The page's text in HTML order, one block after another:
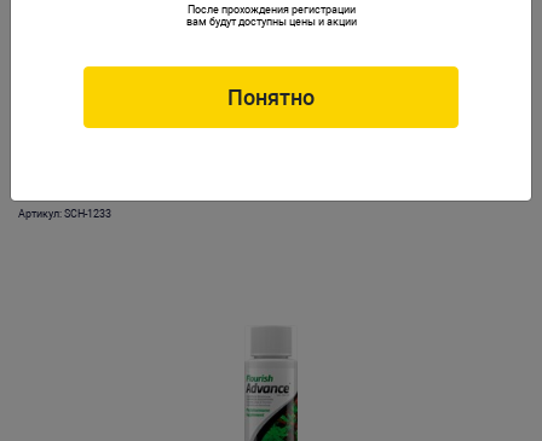
Артикул: SCH-1233
После прохождения регистрации
вам будут доступны цены и акции
Понятно